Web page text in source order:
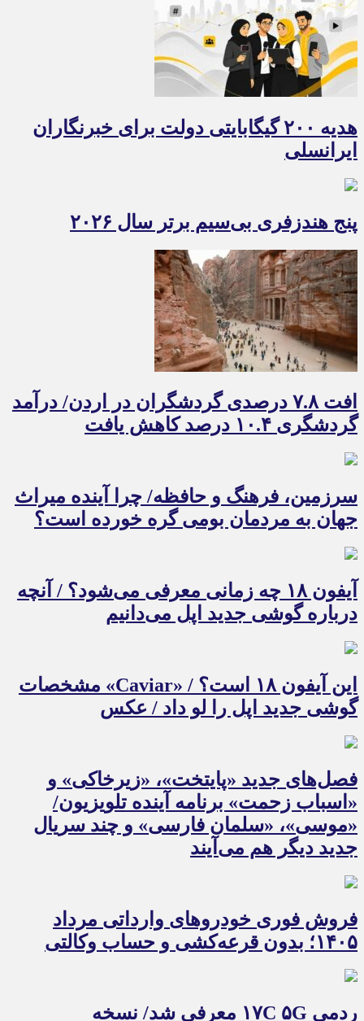
هدیه ۲۰۰ گیگابایتی دولت برای خبرنگاران
ایرانسلی
پنج هندزفری بی‌سیم برتر سال ۲۰۲۶
افت ۷.۸ درصدی گردشگران در اردن/ درآمد
گردشگری ۱۰.۴ درصد کاهش یافت
سرزمین، فرهنگ و حافظه/ چرا آینده میراث
جهان به مردمان بومی گره خورده است؟
آیفون ۱۸ چه زمانی معرفی می‌شود؟ / آنچه
درباره گوشی جدید اپل می‌دانیم
این آیفون ۱۸ است؟ / «Caviar» مشخصات
گوشی جدید اپل را لو داد / عکس
فصل‌های جدید «پایتخت»، «زیرخاکی» و
«اسباب زحمت» برنامه آینده تلویزیون/
«موسی»، «سلمان فارسی» و چند سریال
جدید دیگر هم می‌آیند
فروش فوری خودروهای وارداتی مرداد
۱۴۰۵؛ بدون قرعه‌کشی و حساب وکالتی
ردمی ۱۷C ۵G معرفی شد/ نسخه